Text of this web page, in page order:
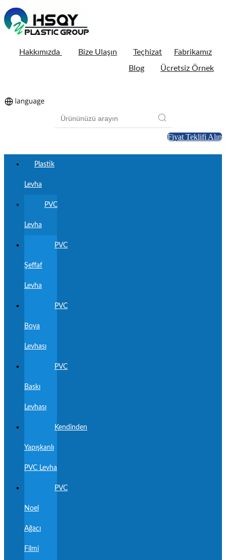
Hakkımızda Bize Ulaşın Teçhizat
Fabrikamız
Blog
Ücretsiz Örnek
Fiyat Teklifi Alın
Plastik
Levha
PVC
Levha
PVC
Şeffaf
Levha
PVC
Boya
Levhası
PVC
Baskı
Levhası
Kendinden
Yapışkanlı
PVC Levha
PVC
Noel
Ağacı
Filmi